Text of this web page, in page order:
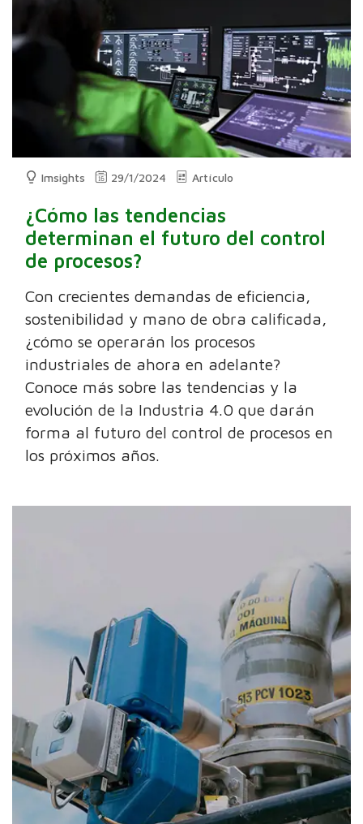
Imsights 29/1/2024 Artículo
¿Cómo las tendencias
determinan el futuro del control
de procesos?
Con crecientes demandas de eficiencia,
sostenibilidad y mano de obra calificada,
¿cómo se operarán los procesos
industriales de ahora en adelante?
Conoce más sobre las tendencias y la
evolución de la Industria 4.0 que darán
forma al futuro del control de procesos en
los próximos años.